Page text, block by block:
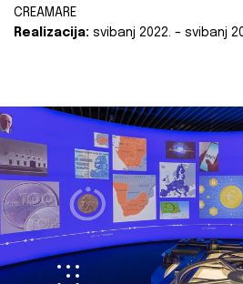
CREAMARE
Realizacija: svibanj 2022. – svibanj